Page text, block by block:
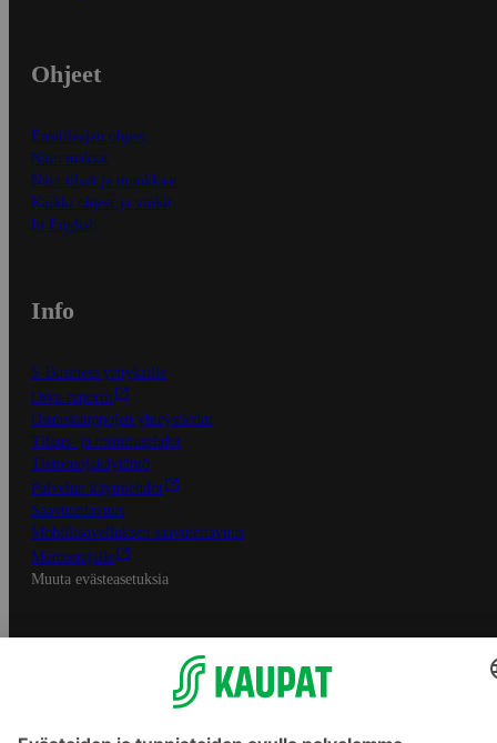
Ohjeet
Ensitilaajan ohjeet
Näin maksat
Näin tilaat ja muokkaat
Kaikki ohjeet ja vinkit
In English
Info
S-Business yrityksille
Oiva-raportit
Osuuskauppojen yhteystiedot
Tilaus- ja toimitusehdot
Tietosuojakäytäntö
Palvelun käyttöehdot
Saavutettavuus
Mobiilisovelluksen saavutettavuus
Mainostajalle
Muuta evästeasetuksia
S-ryhmän palvelut